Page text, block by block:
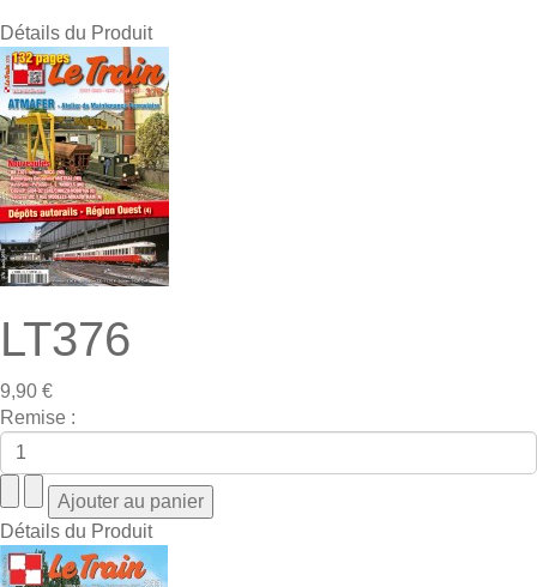
Détails du Produit
LT376
9,90 €
Remise :
Détails du Produit